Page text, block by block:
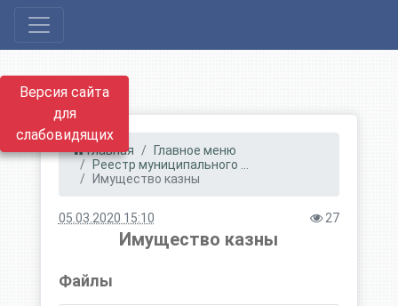
Версия сайта
для
слабовидящих
Главная
Главное меню
Реестр муниципального ...
Имущество казны
05.03.2020 15:10 27
Имущество казны
Файлы